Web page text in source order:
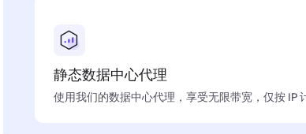
静态数据中心代理
使用我们的数据中心代理，享受无限带宽，仅按 IP